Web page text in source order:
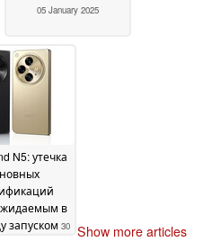
05 January 2025
N5: утечка
в
запуском 30 Show more articles